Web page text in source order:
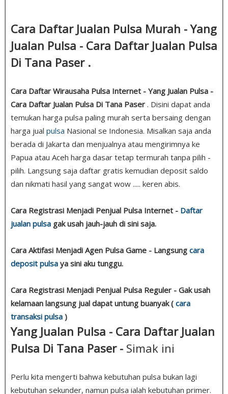
Cara Daftar Jualan Pulsa Murah - Yang
Jualan Pulsa - Cara Daftar Jualan Pulsa
Di Tana Paser .
Cara Daftar Wirausaha Pulsa Internet - Yang Jualan Pulsa -
Cara Daftar Jualan Pulsa Di Tana Paser . Disini dapat anda
temukan harga pulsa paling murah serta bersaing dengan
harga jual pulsa Nasional se Indonesia. Misalkan saja anda
berada di Jakarta dan menjualnya atau mengirimnya ke
Papua atau Aceh harga dasar tetap termurah tanpa pilih -
pilih. Langsung saja daftar gratis kemudian deposit saldo
dan nikmati hasil yang sangat wow ..... keren abis.
Cara Registrasi Menjadi Penjual Pulsa Internet - Daftar
jualan pulsa gak usah jauh-jauh di sini saja.
Cara Aktifasi Menjadi Agen Pulsa Game - Langsung cara
deposit pulsa ya sini aku tunggu.
Cara Registrasi Menjadi Penjual Pulsa Reguler - Gak usah
kelamaan langsung jual dapat untung buanyak ( cara
transaksi pulsa )
Yang Jualan Pulsa - Cara Daftar Jualan
Pulsa Di Tana Paser - Simak ini
Perlu kita mengerti bahwa kebutuhan pulsa bukan lagi
kebutuhan sekunder, namun pulsa ialah kebutuhan primer.